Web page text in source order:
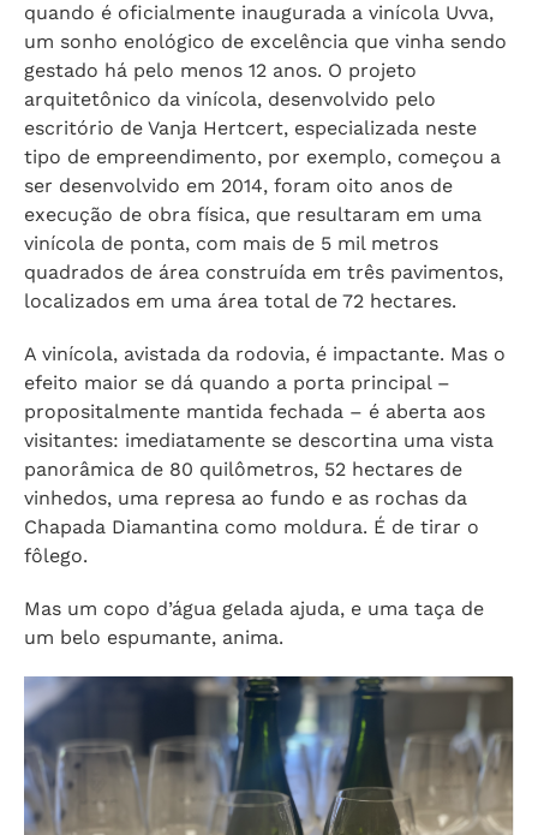
quando é oficialmente inaugurada a vinícola Uvva,
um sonho enológico de excelência que vinha sendo
gestado há pelo menos 12 anos. O projeto
arquitetônico da vinícola, desenvolvido pelo
escritório de Vanja Hertcert, especializada neste
tipo de empreendimento, por exemplo, começou a
ser desenvolvido em 2014, foram oito anos de
execução de obra física, que resultaram em uma
vinícola de ponta, com mais de 5 mil metros
quadrados de área construída em três pavimentos,
localizados em uma área total de 72 hectares.
A vinícola, avistada da rodovia, é impactante. Mas o
efeito maior se dá quando a porta principal –
propositalmente mantida fechada – é aberta aos
visitantes: imediatamente se descortina uma vista
panorâmica de 80 quilômetros, 52 hectares de
vinhedos, uma represa ao fundo e as rochas da
Chapada Diamantina como moldura. É de tirar o
fôlego.
Mas um copo d’água gelada ajuda, e uma taça de
um belo espumante, anima.